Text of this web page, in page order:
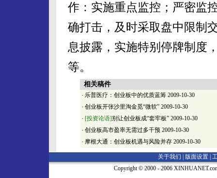
作：实施重点监控；严密监
确打击，及时采取盘中限制
息披露，实施特别停牌制度
等。
相关稿件
· 乐普医疗：创业板中的优质蓝筹 2009-10-30
· 创业板开张沙里淘金觅“微软” 2009-10-30
· [投资论语]别让创业板成“套牢板” 2009-10-30
· 创业板高市盈率无需过多干预 2009-10-30
· 摩根大通：创业板机遇与风险并存 2009-10-30
关于我们 | 版面设置
Copyright © 2000 - 2006